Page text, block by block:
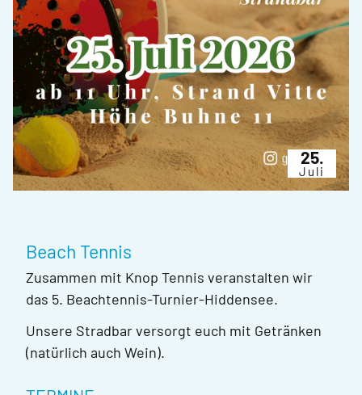
25.
Juli
Beach Tennis
Zusammen mit Knop Tennis veranstalten wir
das 5. Beachtennis-Turnier-Hiddensee.
Unsere Stradbar versorgt euch mit Getränken
(natürlich auch Wein).